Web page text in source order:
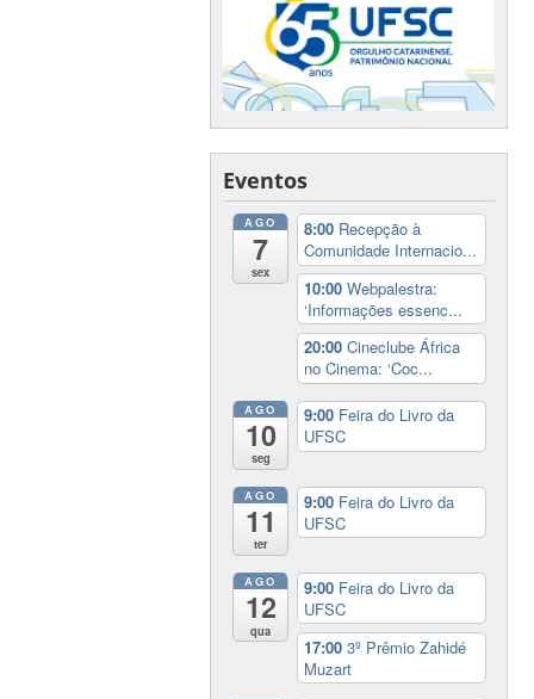
Eventos
AGO
7
sex
8:00 Recepção à
Comunidade Internacio...
10:00Webpalestra:
‘Informações essenc...
20:00Cineclube África
no Cinema: ‘Coc...
AGO
10
seg
9:00 Feira do Livro da
UFSC
AGO
11
ter
9:00 Feira do Livro da
UFSC
AGO
12
qua
9:00 Feira do Livro da
UFSC
17:003º Prêmio Zahidé
Muzart